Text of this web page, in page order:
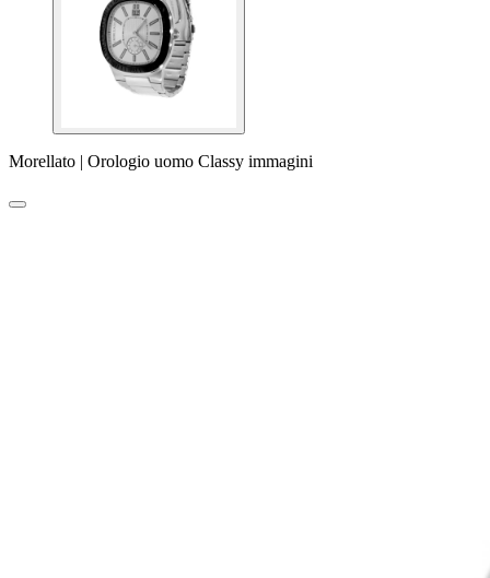
Morellato | Orologio uomo Classy immagini